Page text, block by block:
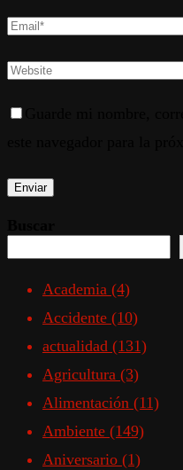
Academia (4)
Accidente (10)
actualidad (131)
Agricultura (3)
Alimentación (11)
Ambiente (149)
Aniversario (1)